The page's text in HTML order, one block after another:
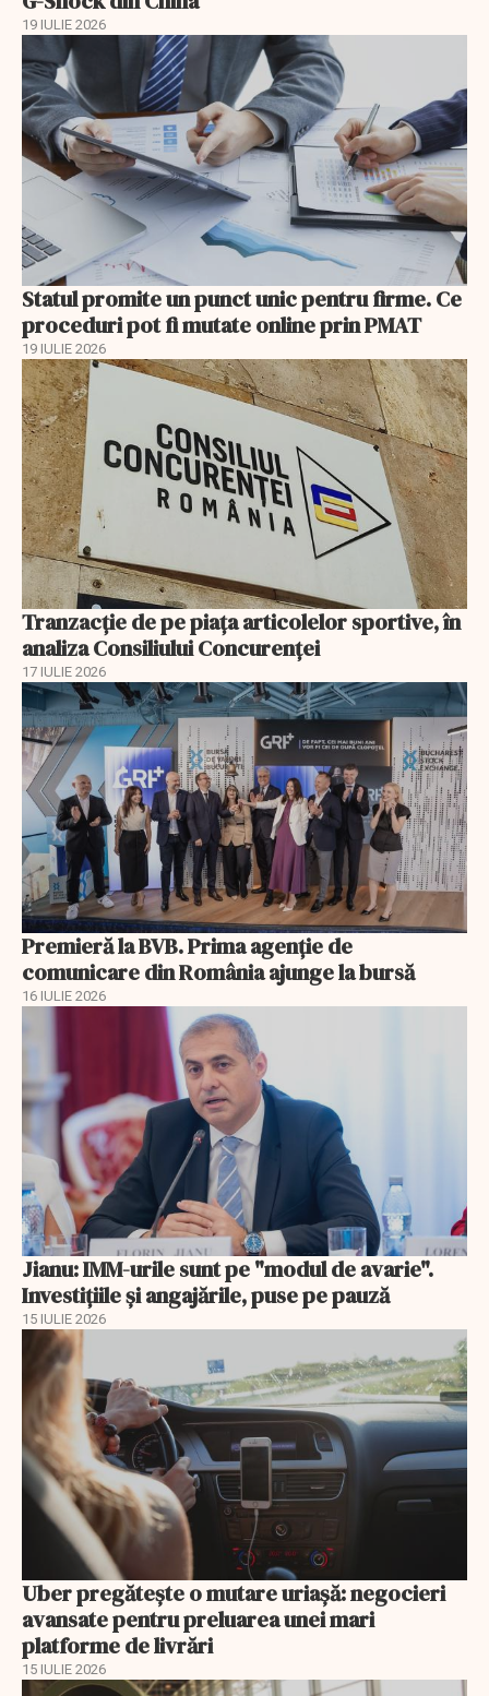
19 IULIE 2026
Statul promite un punct unic pentru firme. Ce
proceduri pot fi mutate online prin PMAT
19 IULIE 2026
Tranzacție de pe piața articolelor sportive, în
analiza Consiliului Concurenţei
17 IULIE 2026
Premieră la BVB. Prima agenție de
comunicare din România ajunge la bursă
16 IULIE 2026
Jianu: IMM-urile sunt pe "modul de avarie".
Investițiile și angajările, puse pe pauză
15 IULIE 2026
Uber pregătește o mutare uriașă: negocieri
avansate pentru preluarea unei mari
platforme de livrări
15 IULIE 2026